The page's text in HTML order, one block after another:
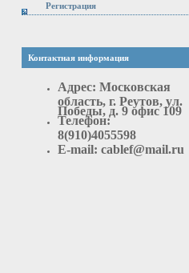
Регистрация
Контактная информация
Адрес: Московская
область, г. Реутов, ул.
Победы, д. 9 офис 109
Телефон:
8(910)4055598
E-mail: cablef@mail.ru